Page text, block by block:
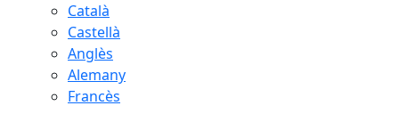
Català
Castellà
Anglès
Alemany
Francès